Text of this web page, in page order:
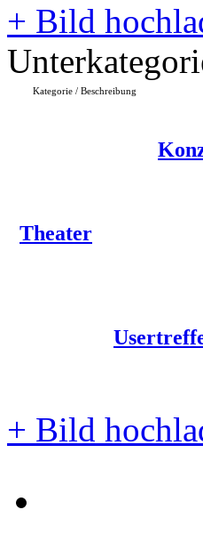
+ Bild
Kategorie / Beschreibung
Theater
+ Bild